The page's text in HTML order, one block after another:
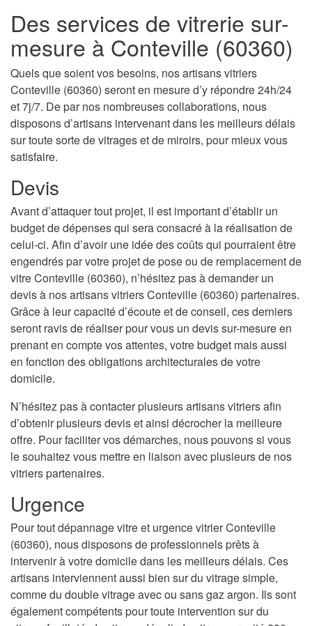
Des services de vitrerie sur-
mesure à Conteville (60360)
Quels que soient vos besoins, nos artisans vitriers
Conteville (60360) seront en mesure d’y répondre 24h/24
et 7j/7. De par nos nombreuses collaborations, nous
disposons d’artisans intervenant dans les meilleurs délais
sur toute sorte de vitrages et de miroirs, pour mieux vous
satisfaire.
Devis
Avant d’attaquer tout projet, il est important d’établir un
budget de dépenses qui sera consacré à la réalisation de
celui-ci. Afin d’avoir une idée des coûts qui pourraient être
engendrés par votre projet de pose ou de remplacement de
vitre Conteville (60360), n’hésitez pas à demander un
devis à nos artisans vitriers Conteville (60360) partenaires.
Grâce à leur capacité d’écoute et de conseil, ces derniers
seront ravis de réaliser pour vous un devis sur-mesure en
prenant en compte vos attentes, votre budget mais aussi
en fonction des obligations architecturales de votre
domicile.
N’hésitez pas à contacter plusieurs artisans vitriers afin
d’obtenir plusieurs devis et ainsi décrocher la meilleure
offre. Pour faciliter vos démarches, nous pouvons si vous
le souhaitez vous mettre en liaison avec plusieurs de nos
vitriers partenaires.
Urgence
Pour tout dépannage vitre et urgence vitrier Conteville
(60360), nous disposons de professionnels prêts à
intervenir à votre domicile dans les meilleurs délais. Ces
artisans interviennent aussi bien sur du vitrage simple,
comme du double vitrage avec ou sans gaz argon. Ils sont
également compétents pour toute intervention sur du